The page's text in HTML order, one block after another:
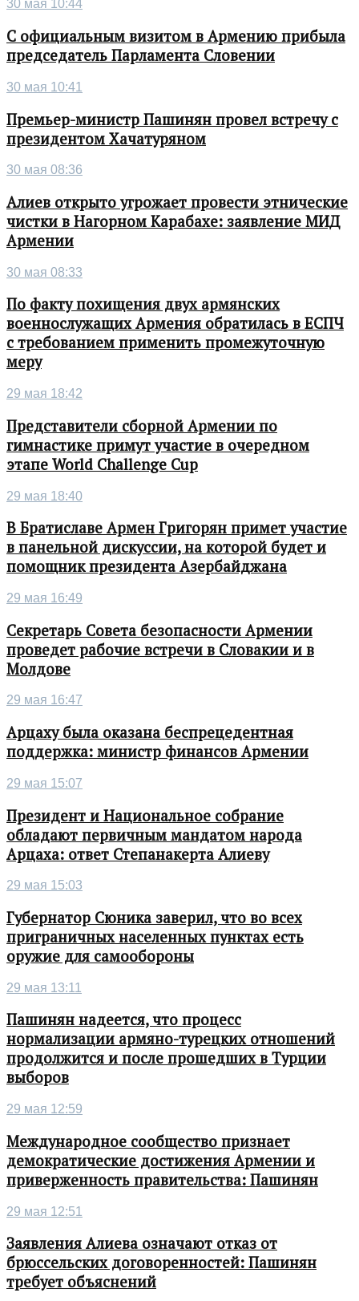
30 мая 10:44
С официальным визитом в Армению прибыла
председатель Парламента Словении
30 мая 10:41
Премьер-министр Пашинян провел встречу с
президентом Хачатуряном
30 мая 08:36
Алиев открыто угрожает провести этнические
чистки в Нагорном Карабахе: заявление МИД
Армении
30 мая 08:33
По факту похищения двух армянских
военнослужащих Армения обратилась в ЕСПЧ
с требованием применить промежуточную
меру
29 мая 18:42
Представители сборной Армении по
гимнастике примут участие в очередном
этапе World Challenge Cup
29 мая 18:40
В Братиславе Армен Григорян примет участие
в панельной дискуссии, на которой будет и
помощник президента Азербайджана
29 мая 16:49
Секретарь Совета безопасности Армении
проведет рабочие встречи в Словакии и в
Молдове
29 мая 16:47
Арцаху была оказана беспрецедентная
поддержка: министр финансов Армении
29 мая 15:07
Президент и Национальное собрание
обладают первичным мандатом народа
Арцаха: ответ Степанакерта Алиеву
29 мая 15:03
Губернатор Сюника заверил, что во всех
приграничных населенных пунктах есть
оружие для самообороны
29 мая 13:11
Пашинян надеется, что процесс
нормализации армяно-турецких отношений
продолжится и после прошедших в Турции
выборов
29 мая 12:59
Международное сообщество признает
демократические достижения Армении и
приверженность правительства: Пашинян
29 мая 12:51
Заявления Алиева означают отказ от
брюссельских договоренностей: Пашинян
требует объяснений